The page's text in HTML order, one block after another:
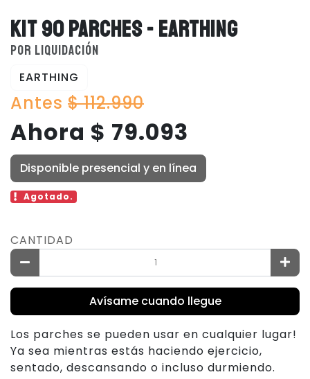
KIT 90 PARCHES - EARTHING
POR LIQUIDACIÓN
EARTHING
Antes $ 112.990
Ahora $ 79.093
Disponible presencial y en línea
Agotado.
CANTIDAD
Avísame cuando llegue
Los parches se pueden usar en cualquier lugar!
Ya sea mientras estás haciendo ejercicio,
sentado, descansando o incluso durmiendo.